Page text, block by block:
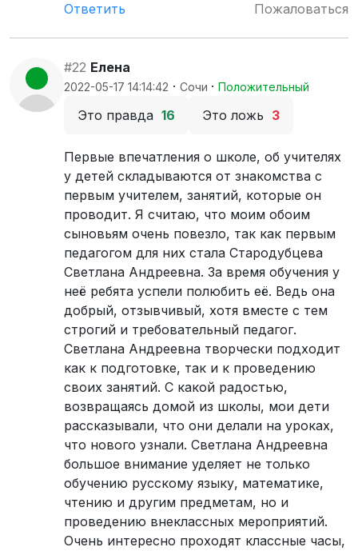
Ответить
Пожаловаться
#22 Елена
2022-05-17 14:14:42 · Сочи · Положительный
Это правда 16 Это ложь 3
Первые впечатления о школе, об учителях
у детей складываются от знакомства с
первым учителем, занятий, которые он
проводит. Я считаю, что моим обоим
сыновьям очень повезло, так как первым
педагогом для них стала Стародубцева
Светлана Андреевна. За время обучения у
неё ребята успели полюбить её. Ведь она
добрый, отзывчивый, хотя вместе с тем
строгий и требовательный педагог.
Светлана Андреевна творчески подходит
как к подготовке, так и к проведению
своих занятий. С какой радостью,
возвращаясь домой из школы, мои дети
рассказывали, что они делали на уроках,
что нового узнали. Светлана Андреевна
большое внимание уделяет не только
обучению русскому языку, математике,
чтению и другим предметам, но и
проведению внеклассных мероприятий.
Очень интересно проходят классные часы,